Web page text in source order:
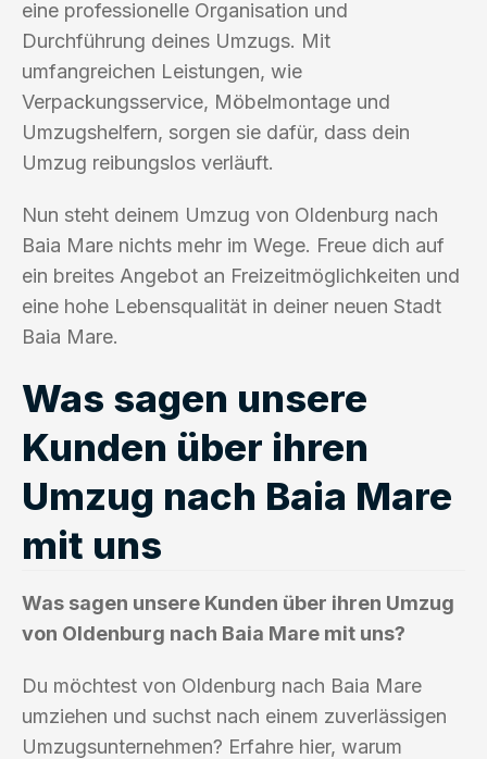
eine professionelle Organisation und
Durchführung deines Umzugs. Mit
umfangreichen Leistungen, wie
Verpackungsservice, Möbelmontage und
Umzugshelfern, sorgen sie dafür, dass dein
Umzug reibungslos verläuft.
Nun steht deinem Umzug von Oldenburg nach
Baia Mare nichts mehr im Wege. Freue dich auf
ein breites Angebot an Freizeitmöglichkeiten und
eine hohe Lebensqualität in deiner neuen Stadt
Baia Mare.
Was sagen unsere
Kunden über ihren
Umzug nach Baia Mare
mit uns
Was sagen unsere Kunden über ihren Umzug
von Oldenburg nach Baia Mare mit uns?
Du möchtest von Oldenburg nach Baia Mare
umziehen und suchst nach einem zuverlässigen
Umzugsunternehmen? Erfahre hier, warum